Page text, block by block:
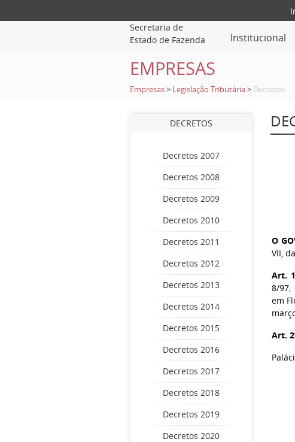
Secretaria de
Estado de Fazenda
Institucional
EMPRESAS
Empresas > Legislação Tributária > Decretos
DECRETOS
Decretos 2007
Decretos 2008
Decretos 2009
Decretos 2010
Decretos 2011
Decretos 2012
Decretos 2013
Decretos 2014
Decretos 2015
Decretos 2016
Decretos 2017
Decretos 2018
Decretos 2019
Decretos 2020
O
VII,
Art.
8/97,
em
Art.